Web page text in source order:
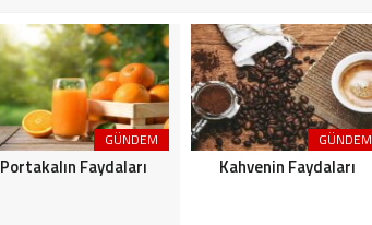
GÜNDEM
Portakalın Faydaları
GÜNDEM
Kahvenin Faydaları